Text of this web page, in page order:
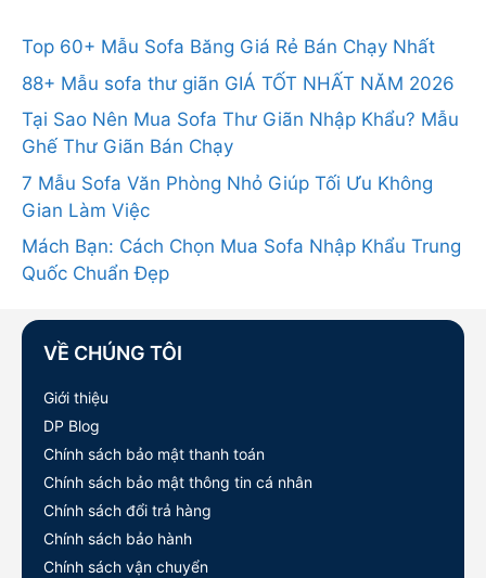
Top 60+ Mẫu Sofa Băng Giá Rẻ Bán Chạy Nhất
88+ Mẫu sofa thư giãn GIÁ TỐT NHẤT NĂM 2026
Tại Sao Nên Mua Sofa Thư Giãn Nhập Khẩu? Mẫu
Ghế Thư Giãn Bán Chạy
7 Mẫu Sofa Văn Phòng Nhỏ Giúp Tối Ưu Không
Gian Làm Việc
Mách Bạn: Cách Chọn Mua Sofa Nhập Khẩu Trung
Quốc Chuẩn Đẹp
VỀ CHÚNG TÔI
Giới thiệu
DP Blog
Chính sách bảo mật thanh toán
Chính sách bảo mật thông tin cá nhân
Chính sách đổi trả hàng
Chính sách bảo hành
Chính sách vận chuyển